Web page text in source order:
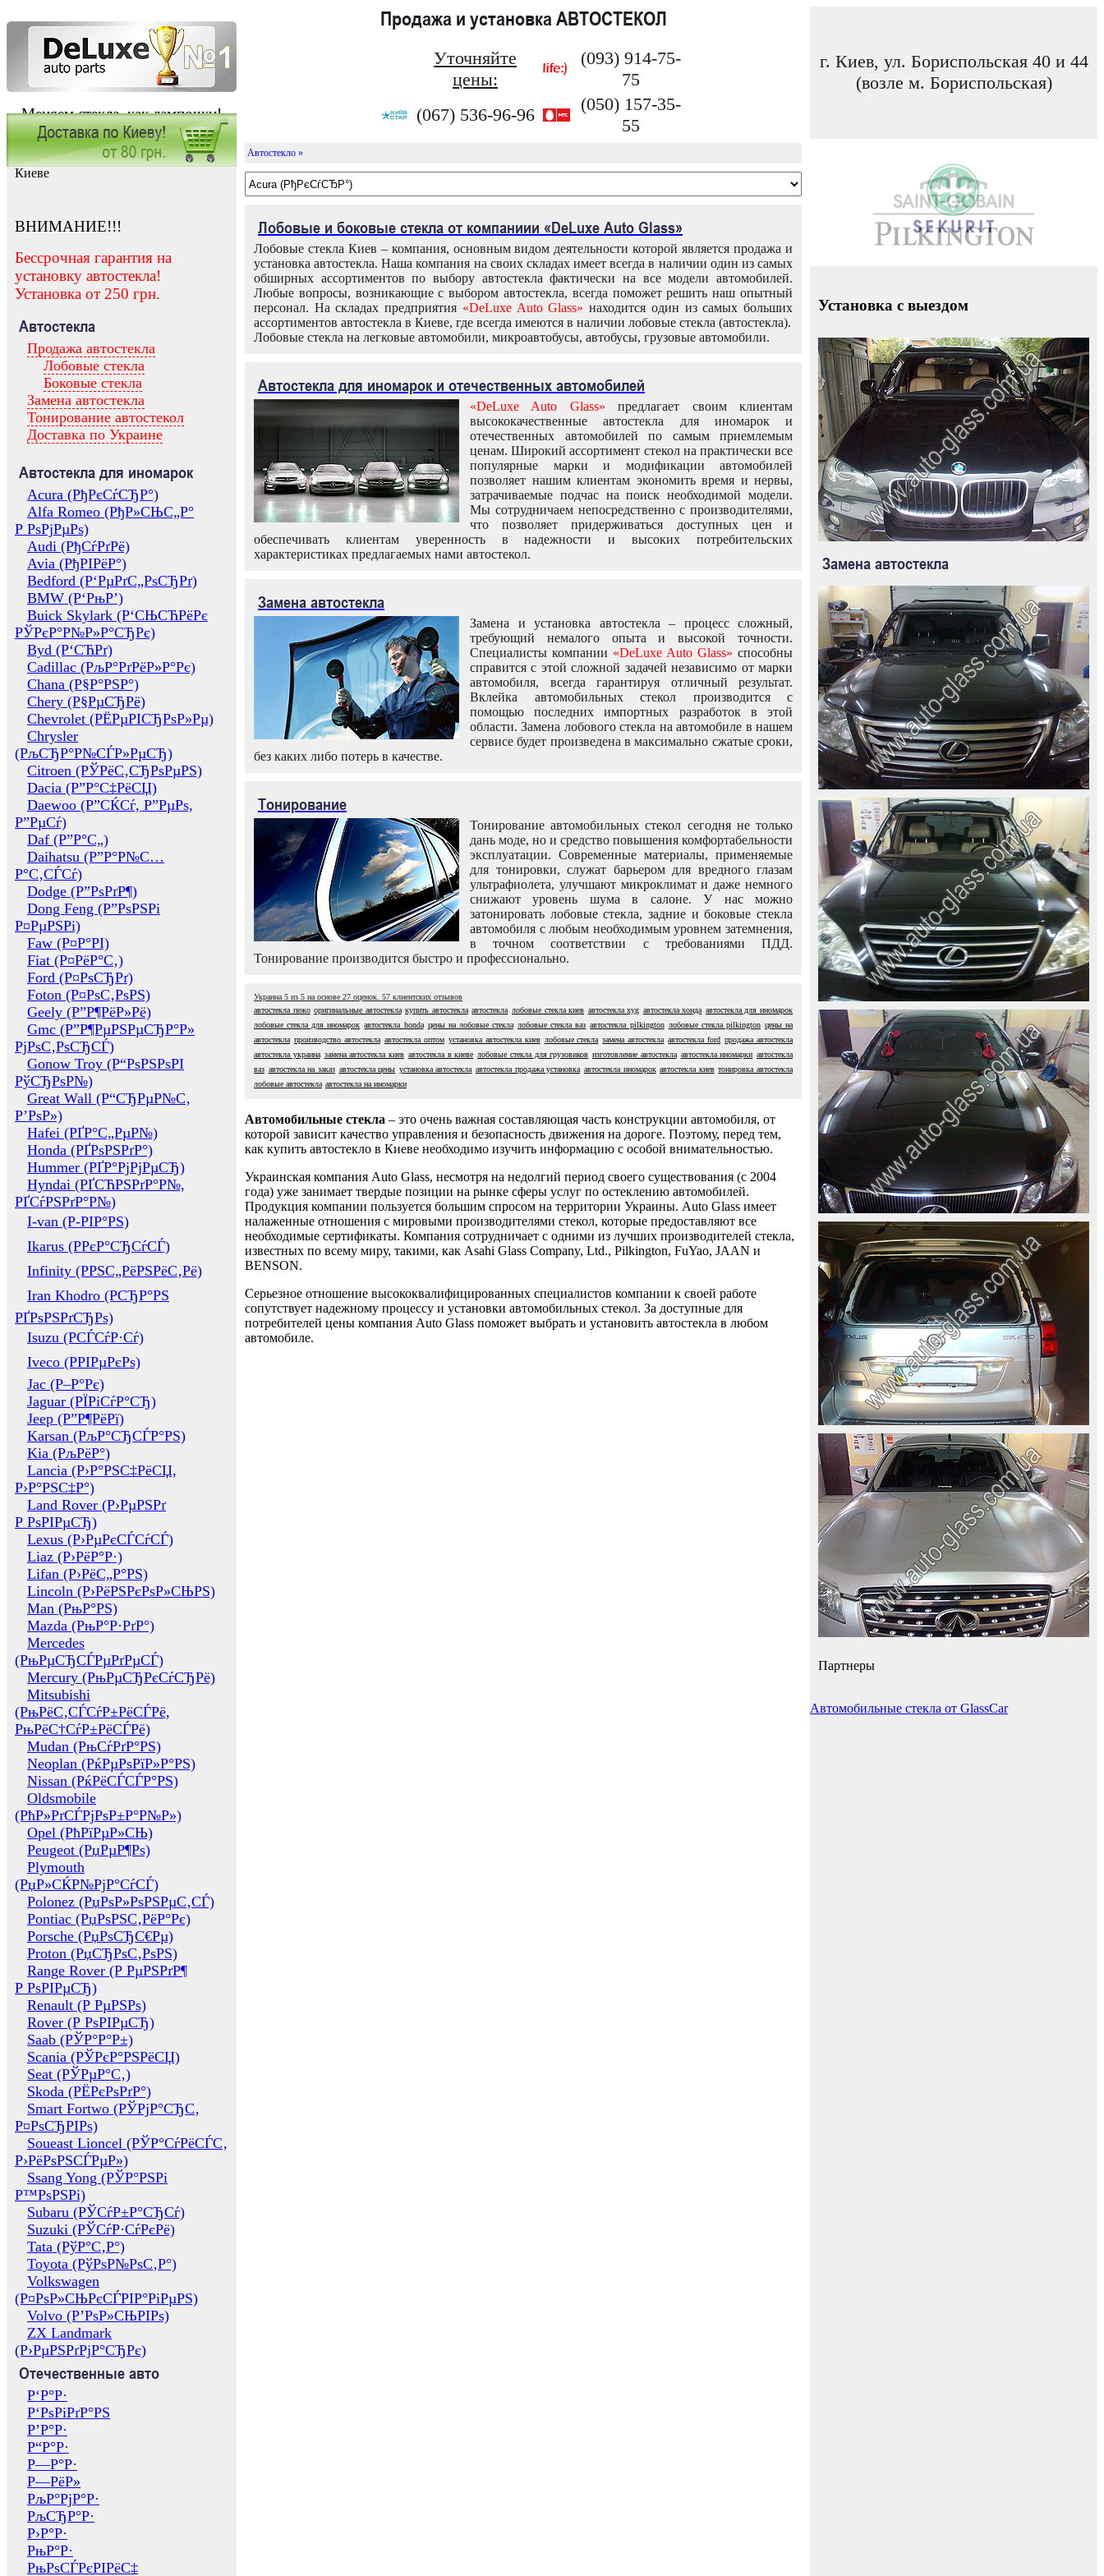
Меняем стекла, как лампочки!
Продажа и установка АВТОСТЕКОЛ
Уточняйте
цены:
(093) 914-75-
75
(067) 536-96-96
(050) 157-35-
55
г. Киев, ул. Бориспольская 40 и 44
(возле м. Бориспольская)
Заказать установку автостекла в
Киеве
ВНИМАНИЕ!!!
Бессрочная гарантия на
установку автостекла!
Установка от 250 грн.
Автостекла
Продажа автостекла
Лобовые стекла
Боковые стекла
Замена автостекла
Тонирование автостекол
Доставка по Украине
Автостекла для иномарок
Acura (РђРєСѓСЂР°)
Alfa Romeo (РђР»СЊС„Р°
Р РѕРјРµРѕ)
Audi (РђСѓРґРё)
Avia (РђРІРёР°)
Bedford (Р‘РµРґС„РѕСЂРґ)
BMW (Р‘РњР’)
Buick Skylark (Р‘СЊСЋРёРє
РЎРєР°Р№Р»Р°СЂРє)
Byd (Р‘СЋРґ)
Cadillac (РљР°РґРёР»Р°Рє)
Chana (Р§Р°РЅР°)
Chery (Р§РµСЂРё)
Chevrolet (РЁРµРІСЂРѕР»Рµ)
Chrysler
(РљСЂР°Р№СЃР»РµСЂ)
Citroen (РЎРёС‚СЂРѕРµРЅ)
Dacia (Р”Р°С‡РёСЏ)
Daewoo (Р”СЌСѓ, Р”РµРѕ,
Р”РµСѓ)
Daf (Р”Р°С„)
Daihatsu (Р”Р°Р№С…
Р°С‚СЃСѓ)
Dodge (Р”РѕРґР¶)
Dong Feng (Р”РѕРЅРі
Р¤РµРЅРі)
Faw (Р¤Р°РІ)
Fiat (Р¤РёР°С‚)
Ford (Р¤РѕСЂРґ)
Foton (Р¤РѕС‚РѕРЅ)
Geely (Р”Р¶РёР»Рё)
Gmc (Р”Р¶РµРЅРµСЂР°Р»
РјРѕС‚РѕСЂСЃ)
Gonow Troy (Р“РѕРЅРѕРІ
РўСЂРѕР№)
Great Wall (Р“СЂРµР№С‚
Р’РѕР»)
Hafei (РҐР°С„РµР№)
Honda (РҐРѕРЅРґР°)
Hummer (РҐР°РјРјРµСЂ)
Hyndai (РҐСЋРЅРґР°Р№,
РҐСѓРЅРґР°Р№)
I-van (Р-РІР°РЅ)
Ikarus (РРєР°СЂСѓСЃ)
Infinity (РРЅС„РёРЅРёС‚Рё)
Iran Khodro (РСЂР°РЅ
РҐРѕРЅРґСЂРѕ)
Isuzu (РСЃСѓР·Сѓ)
Iveco (РРІРµРєРѕ)
Jac (Р–Р°Рє)
Jaguar (РЇРіСѓР°СЂ)
Jeep (Р”Р¶РёРї)
Karsan (РљР°СЂСЃР°РЅ)
Kia (РљРёР°)
Lancia (Р›Р°РЅС‡РёСЏ,
Р›Р°РЅС‡Р°)
Land Rover (Р›РµРЅРґ
Р РѕРІРµСЂ)
Lexus (Р›РµРєСЃСѓСЃ)
Liaz (Р›РёР°Р·)
Lifan (Р›РёС„Р°РЅ)
Lincoln (Р›РёРЅРєРѕР»СЊРЅ)
Man (РњР°РЅ)
Mazda (РњР°Р·РґР°)
Mercedes
(РњРµСЂСЃРµРґРµСЃ)
Mercury (РњРµСЂРєСѓСЂРё)
Mitsubishi
(РњРёС‚СЃСѓР±РёСЃРё,
РњРёС†СѓР±РёСЃРё)
Mudan (РњСѓРґР°РЅ)
Neoplan (РќРµРѕРїР»Р°РЅ)
Nissan (РќРёСЃСЃР°РЅ)
Oldsmobile
(РћР»РґСЃРјРѕР±Р°Р№Р»)
Opel (РћРїРµР»СЊ)
Peugeot (РџРµР¶Рѕ)
Plymouth
(РџР»СЌР№РјР°СѓСЃ)
Polonez (РџРѕР»РѕРЅРµС‚СЃ)
Pontiac (РџРѕРЅС‚РёР°Рє)
Porsche (РџРѕСЂС€Рµ)
Proton (РџСЂРѕС‚РѕРЅ)
Range Rover (Р РµРЅРґР¶
Р РѕРІРµСЂ)
Renault (Р РµРЅРѕ)
Rover (Р РѕРІРµСЂ)
Saab (РЎР°Р°Р±)
Scania (РЎРєР°РЅРёСЏ)
Seat (РЎРµР°С‚)
Skoda (РЁРєРѕРґР°)
Smart Fortwo (РЎРјР°СЂС‚
Р¤РѕСЂРІРѕ)
Soueast Lioncel (РЎР°СѓРёСЃС‚
Р›РёРѕРЅСЃРµР»)
Ssang Yong (РЎР°РЅРі
Р™РѕРЅРі)
Subaru (РЎСѓР±Р°СЂСѓ)
Suzuki (РЎСѓР·СѓРєРё)
Tata (РўР°С‚Р°)
Toyota (РўРѕР№РѕС‚Р°)
Volkswagen
(Р¤РѕР»СЊРєСЃРІР°РіРµРЅ)
Volvo (Р’РѕР»СЊРІРѕ)
ZX Landmark
(Р›РµРЅРґРјР°СЂРє)
Отечественные авто
Р‘Р°Р·
Р‘РѕРіРґР°РЅ
Р’Р°Р·
Р“Р°Р·
Р—Р°Р·
Р—РёР»
РљР°РјР°Р·
РљСЂР°Р·
Р›Р°Р·
РњР°Р·
РњРѕСЃРєРІРёС‡
Автостекло »
Лобовые и боковые стекла от компаниии «DeLuxe Auto Glass»
Лобовые стекла Киев – компания, основным видом деятельности которой является продажа и
установка автостекла. Наша компания на своих складах имеет всегда в наличии один из самых
обширных ассортиментов по выбору автостекла фактически на все модели автомобилей.
Любые вопросы, возникающие с выбором автостекла, всегда поможет решить наш опытный
персонал. На складах предприятия «DeLuxe Auto Glass» находится один из самых больших
ассортиментов автостекла в Киеве, где всегда имеются в наличии лобовые стекла (автостекла).
Лобовые стекла на легковые автомобили, микроавтобусы, автобусы, грузовые автомобили.
Автостекла для иномарок и отечественных автомобилей
«DeLuxe Auto Glass» предлагает своим клиентам
высококачественные автостекла для иномарок и
отечественных автомобилей по самым приемлемым
ценам. Широкий ассортимент стекол на практически все
популярные марки и модификации автомобилей
позволяет нашим клиентам экономить время и нервы,
затрачиваемые подчас на поиск необходимой модели.
Мы сотрудничаем непосредственно с производителями,
что позволяет придерживаться доступных цен и
обеспечивать клиентам уверенность в надежности и высоких потребительских
характеристиках предлагаемых нами автостекол.
Замена автостекла
Замена и установка автостекла – процесс сложный,
требующий немалого опыта и высокой точности.
Специалисты компании «DeLuxe Auto Glass» способны
справится с этой сложной задачей независимо от марки
автомобиля, всегда гарантируя отличный результат.
Вклейка автомобильных стекол производится с
помощью последних импортных разработок в этой
области. Замена лобового стекла на автомобиле в нашем
сервисе будет произведена в максимально сжатые сроки,
без каких либо потерь в качестве.
Тонирование
Тонирование автомобильных стекол сегодня не только
дань моде, но и средство повышения комфортабельности
эксплуатации. Современные материалы, применяемые
для тонировки, служат барьером для вредного глазам
ультрафиолета, улучшают микроклимат и даже немного
снижают уровень шума в салоне. У нас можно
затонировать лобовые стекла, задние и боковые стекла
автомобиля с любым необходимым уровнем затемнения,
в точном соответствии с требованиями ПДД.
Тонирование производится быстро и профессионально.
Украина 5 из 5 на основе 27 оценок. 57 клиентских отзывов
автостекла пежо оригинальные автостекла купить автостекла автостекла лобовые стекла киев автостекла xyg автостекла хонда автостекла для иномарок
лобовые стекла для иномарок автостекла honda цены на лобовые стекла лобовые стекла ваз автостекла pilkington лобовые стекла pilkington цены на
автостекла производство автостекла автостекла оптом установка автостекла киев лобовые стекла замена автостекла автостекла ford продажа автостекла
автостекла украина замена автостекла киев автостекла в киеве лобовые стекла для грузовиков изготовление автостекла автостекла иномарки автостекла
ваз автостекла на заказ автостекла цены установка автостекла автостекла продажа установка автостекла иномарок автостекла киев тонировка автостекла
лобовые автостекла автостекла на иномарки
Автомобильные стекла – это очень важная составляющая часть конструкции автомобиля, от
которой зависит качество управления и безопасность движения на дороге. Поэтому, перед тем,
как купить автостекло в Киеве необходимо изучить информацию с особой внимательностью.
Украинская компания Auto Glass, несмотря на недолгий период своего существования (с 2004
года) уже занимает твердые позиции на рынке сферы услуг по остеклению автомобилей.
Продукция компании пользуется большим спросом на территории Украины. Auto Glass имеет
налаженные отношения с мировыми производителями стекол, которые предоставляют все
необходимые сертификаты. Компания сотрудничает с одними из лучших производителей стекла,
известных по всему миру, такими, как Asahi Glass Company, Ltd., Pilkington, FuYao, JAAN и
BENSON.
Серьезное отношение высококвалифицированных специалистов компании к своей работе
сопутствует надежному процессу и установки автомобильных стекол. За доступные для
потребителей цены компания Auto Glass поможет выбрать и установить автостекла в любом
автомобиле.
Установка с выездом
Замена автостекла
Партнеры
Автомобильные стекла от GlassCar